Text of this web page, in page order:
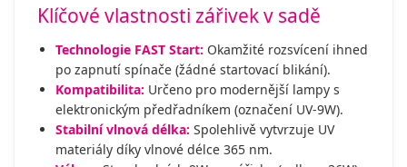
Klíčové vlastnosti zářivek v sadě
Technologie FAST Start: Okamžité rozsvícení ihned
po zapnutí spínače (žádné startovací blikání).
Kompatibilita: Určeno pro modernější lampy s
elektronickým předřadníkem (označení UV-9W).
Stabilní vlnová délka: Spolehlivě vytvrzuje UV
materiály díky vlnové délce 365 nm.